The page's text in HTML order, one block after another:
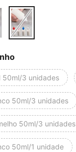
50ml/3 unidades
50ml/3 unidades
50ml/3 unidades
50ml/1 unidade